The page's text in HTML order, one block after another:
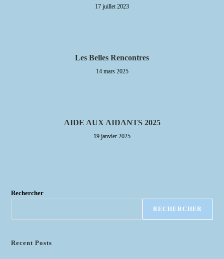
17 juillet 2023
Les Belles Rencontres
14 mars 2025
AIDE AUX AIDANTS 2025
19 janvier 2025
Rechercher
RECHERCHER
Recent Posts